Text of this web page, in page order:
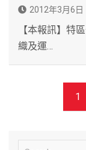
2012年3月6日
【本報訊】特
織及運…
1